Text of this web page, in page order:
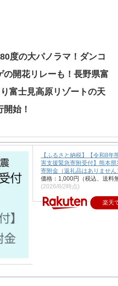
度の大パノラマ！ダンコ
の開花リレーも！長野県富
富士見高原リゾートの天
始！
【ふるさと納税】【令和8年
害支援緊急寄附受付】熊本県
寄附金（返礼品はありません
価格：1,000円（税込、送料
(2026/8/2時点)
楽天